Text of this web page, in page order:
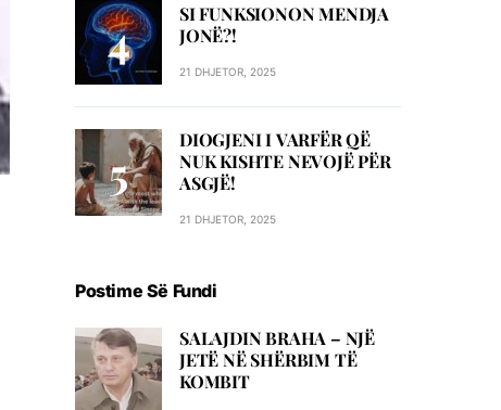
SI FUNKSIONON MENDJA
JONË?!
21 DHJETOR, 2025
DIOGJENI I VARFËR QË
NUK KISHTE NEVOJË PËR
ASGJË!
21 DHJETOR, 2025
Postime Së Fundi
SALAJDIN BRAHA – NJЁ
JETЁ NЁ SHЁRBIM TЁ
KOMBIT